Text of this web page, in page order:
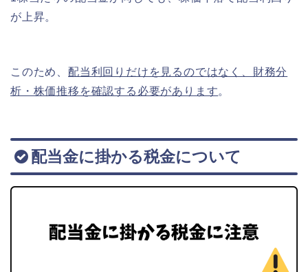
が上昇。
このため、 配当利回りだけを見るのではなく、財務分
析・株価推移を確認する必要があります。
配当金に掛かる税金について